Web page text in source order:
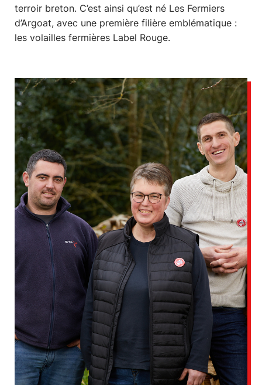
terroir breton. C’est ainsi qu’est né Les Fermiers
d’Argoat, avec une première filière emblématique :
les volailles fermières Label Rouge.